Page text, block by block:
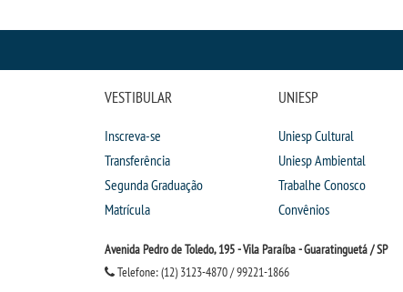
VESTIBULAR
Inscreva-se
Transferência
Segunda Graduação
Matrícula
UNIESP
Uniesp Cultural
Uniesp Ambiental
Trabalhe Conosco
Convênios
Avenida Pedro de Toledo, 195 - Vila Paraíba - Guaratinguetá / SP
Telefone: (12) 3123-4870 / 99221-1866